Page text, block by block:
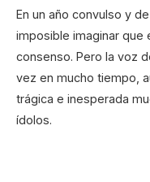
En un año convulso y
imposible imaginar que
consenso. Pero la voz
vez en mucho tiempo,
trágica e inesperada
ídolos.